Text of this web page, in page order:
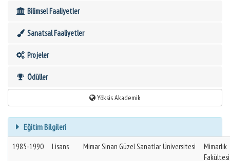
Bilimsel Faaliyetler
Sanatsal Faaliyetler
Projeler
Ödüller
Yöksis Akademik
Eğitim Bilgileri
1985-1990 Lisans Mimar Sinan Güzel Sanatlar Üniversitesi
Mimarlık
Fakültesi